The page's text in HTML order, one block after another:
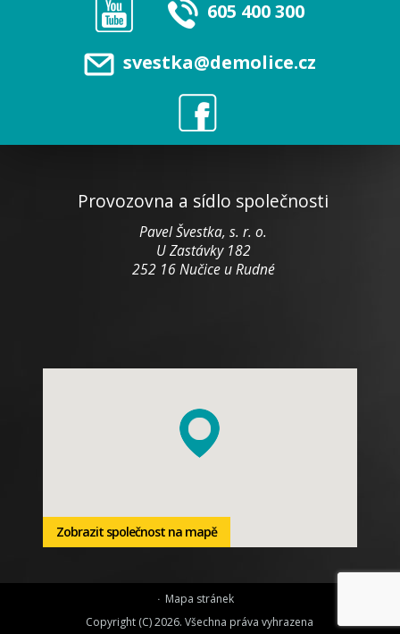
605 400 300
svestka@demolice.cz
Provozovna a sídlo společnosti
Pavel Švestka, s. r. o.
U Zastávky 182
252 16 Nučice u Rudné
Zobrazit společnost na mapě
Mapa stránek
Copyright (C) 2026. Všechna práva vyhrazena